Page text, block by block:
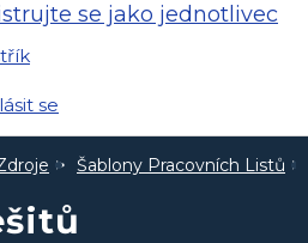
se jako jednotlivec
se
Šablony Pracovních Listů